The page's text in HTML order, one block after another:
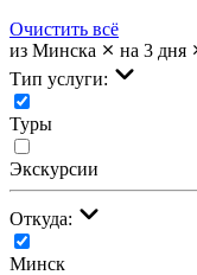
Очистить всё
из Минска
на 3 дня
Тип услуги:
Туры
Экскурсии
Откуда:
Минск